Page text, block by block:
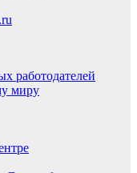
работодателей
миру